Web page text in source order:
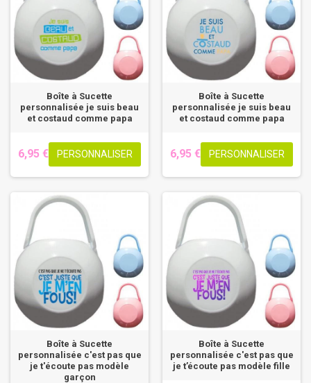
Boîte à Sucette
personnalisée je suis beau
et costaud comme papa
6,95 € PERSONNALISER
Boîte à Sucette
personnalisée je suis beau
et costaud comme papa
6,95 € PERSONNALISER
Boîte à Sucette
personnalisée c'est pas que
je t'écoute pas modèle
garçon
Boîte à Sucette
personnalisée c'est pas que
je t’écoute pas modèle fille